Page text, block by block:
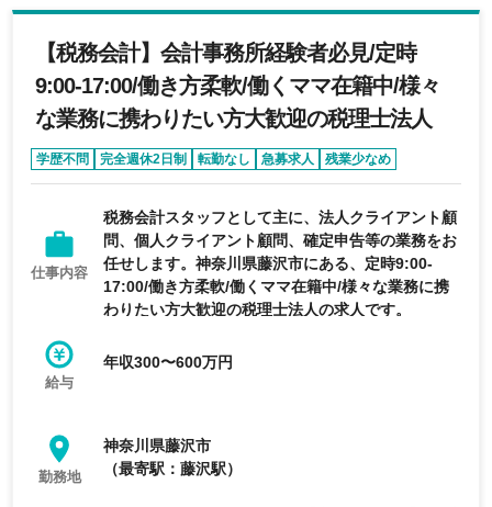
【税務会計】会計事務所経験者必見/定時
9:00-17:00/働き方柔軟/働くママ在籍中/様々
な業務に携わりたい方大歓迎の税理士法人
学歴不問 完全週休2日制 転勤なし 急募求人 残業少なめ
仕事内容
税務会計スタッフとして主に、法人クライアント顧
問、個人クライアント顧問、確定申告等の業務をお
任せします。神奈川県藤沢市にある、定時9:00-
17:00/働き方柔軟/働くママ在籍中/様々な業務に携
わりたい方大歓迎の税理士法人の求人です。
給与
年収300〜600万円
勤務地
神奈川県藤沢市
（最寄駅：藤沢駅）